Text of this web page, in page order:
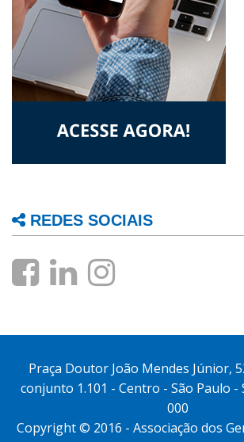
REDES SOCIAIS
Praça Doutor João Mendes Júnior,
conjunto 1.101 - Centro - São Paulo -
000
Copyright © 2016 - Associação dos